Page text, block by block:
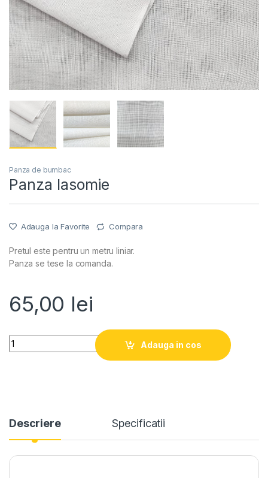
Panza de bumbac
Panza Iasomie
Adauga la Favorite Compara
Pretul este pentru un metru liniar.
Panza se tese la comanda.
65,00 lei
Quantity
Adauga in cos
Descriere Specificatii